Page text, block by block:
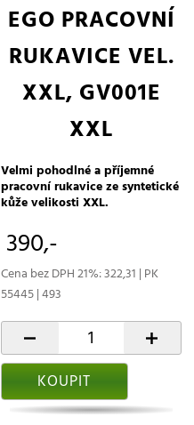
EGO PRACOVNÍ
RUKAVICE VEL.
XXL, GV001E
XXL
Velmi pohodlné a příjemné
pracovní rukavice ze syntetické
kůže velikosti XXL.
390,-
Cena bez DPH 21%: 322,31 | PK
55445 | 493
- +
KOUPIT